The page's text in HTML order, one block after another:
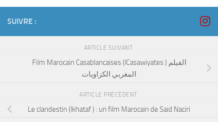
SUIVRE :
ARTICLE SUIVANT
Film Marocain Casablancaises (lCasawiyates ) الفيلم
المغربي الكزاويات
ARTICLE PRÉCÉDENT
Le clandestin (lkhataf ) : un film Marocain de Said Naciri